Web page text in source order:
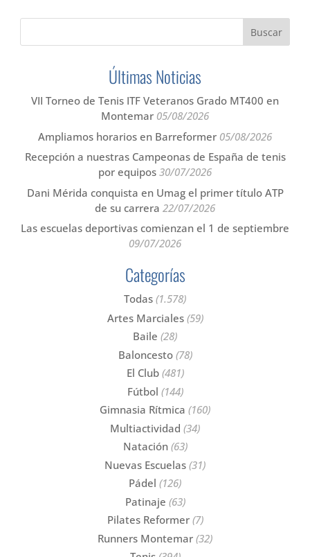
Últimas Noticias
VII Torneo de Tenis ITF Veteranos Grado MT400 en
Montemar 05/08/2026
Ampliamos horarios en Barreformer 05/08/2026
Recepción a nuestras Campeonas de España de tenis
por equipos 30/07/2026
Dani Mérida conquista en Umag el primer título ATP
de su carrera 22/07/2026
Las escuelas deportivas comienzan el 1 de septiembre
09/07/2026
Categorías
Todas (1.578)
Artes Marciales(59)
Baile (28)
Baloncesto(78)
El Club(481)
Fútbol (144)
Gimnasia Rítmica (160)
Multiactividad (34)
Natación(63)
Nuevas Escuelas (31)
Pádel (126)
Patinaje (63)
Pilates Reformer(7)
Runners Montemar (32)